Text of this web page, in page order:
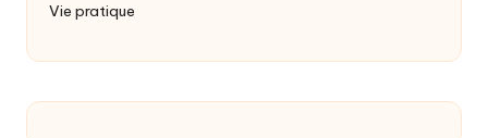
Vie pratique